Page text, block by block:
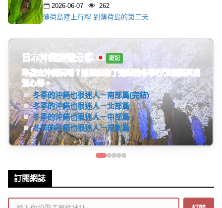
2026-06-07 262
薄荷島陸上行程 到薄荷島的第二天...
日本大阪旅遊分享 遊記
大阪住宿、天橋立一日遊、環球影城任天堂世界等詳細
旅遊資訊分享。(連載中...)
了解更多
訂閱網誌
輸入你的電子郵件地址…